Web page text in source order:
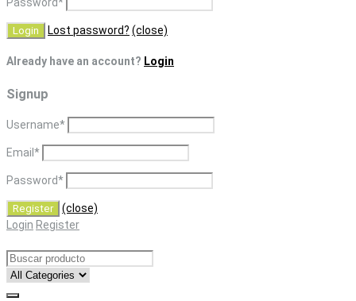
Lost password? (close)
Already have an account? Login
Signup
Username*
Email *
Password*
(close)
Login Register